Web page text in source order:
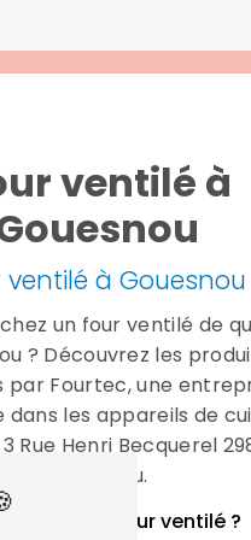
ventilé à
ventilé à Gouesnou
un four ventilé de
? Découvrez les
par Fourtec, une
dans les appareils de
Rue Henri Becquerel
Gouesnou.
ce qu'un four ventilé ?